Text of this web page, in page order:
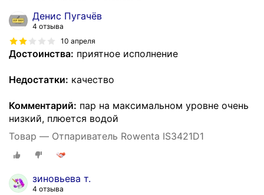
Денис Пугачёв
4 отзыва
10 апреля
Достоинства: приятное исполнение
Недостатки: качество
Комментарий: пар на максимальном уровне очень
низкий, плюется водой
Товар — Отпариватель Rowenta IS3421D1
зиновьева т.
4 отзыва